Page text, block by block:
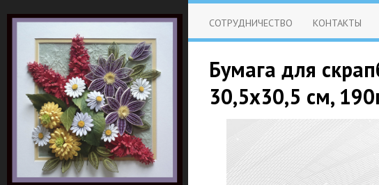
СОТРУДНИЧЕСТВО КОНТАКТЫ
Бумага для
30,5х30,5 см,